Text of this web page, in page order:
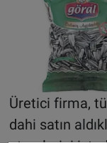
Üretici firma,
dahi satın